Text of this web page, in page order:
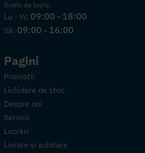
Grafic de lucru:
Lu - Vi: 09:00 - 18:00
Sâ: 09:00 - 16:00
Pagini
Promoții
Lichidare de stoc
Despre noi
Servicii
Lucrări
Livrare și achitare